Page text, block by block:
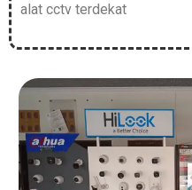
alat cctv terdekat